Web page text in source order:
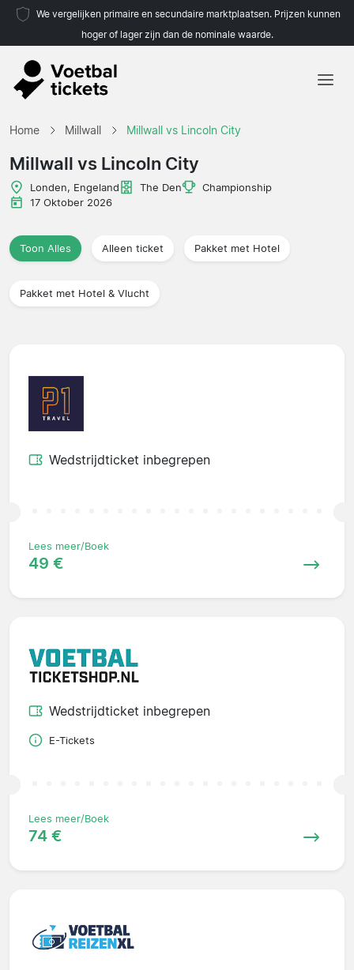
We vergelijken primaire en secundaire marktplaatsen. Prijzen kunnen
hoger of lager zijn dan de nominale waarde.
Competities
Home Millwall Millwall vs Lincoln City
Millwall vs Lincoln City
Londen, Engeland The Den
Championship
17 Oktober 2026
Toon Alles Alleen ticket Pakket met Hotel
Pakket met Hotel & Vlucht
Wedstrijdticket inbegrepen
Lees meer/Boek
49 €
Wedstrijdticket inbegrepen
E-Tickets
Lees meer/Boek
74 €